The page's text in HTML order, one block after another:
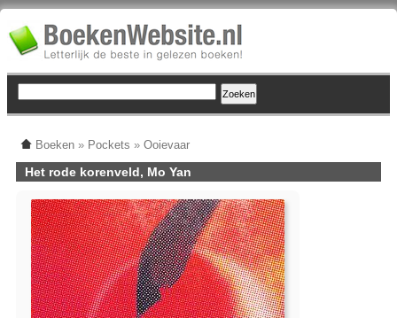
Boeken » Pockets » Ooievaar
Het rode korenveld, Mo Yan